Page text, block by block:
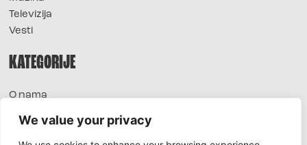
We value your privacy
Televizija
Vesti
KATEGORIJE
O nama
Extra